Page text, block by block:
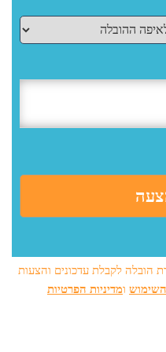
הובלה לקבלת עדכונים והצעות
ומדיניות הפרטיות